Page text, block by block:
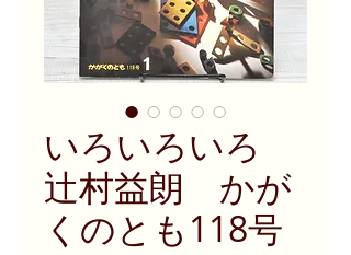
いろいろいろ
辻村益朗 かが
くのとも118号